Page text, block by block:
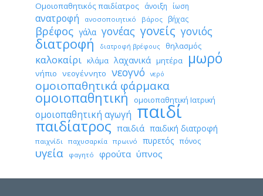
Ομοιοπαθητικός παιδίατρος άνοιξη ίωση
ανατροφή ανοσοποιητικό βάρος βήχας
βρέφος γάλα γονέας γονείς γονιός
διατροφή διατροφή βρέφους θηλασμός
καλοκαίρι κλάμα λαχανικά μητέρα μωρό
νήπιο νεογέννητο νεογνό νερό
ομοιοπαθητικά φάρμακα
ομοιοπαθητική ομοιοπαθητική Ιατρική
ομοιοπαθητική αγωγή παιδί
παιδίατρος παιδιά παιδική διατροφή
παιχνίδι παχυσαρκία πρωινό πυρετός πόνος
υγεία φαγητό φρούτα ύπνος